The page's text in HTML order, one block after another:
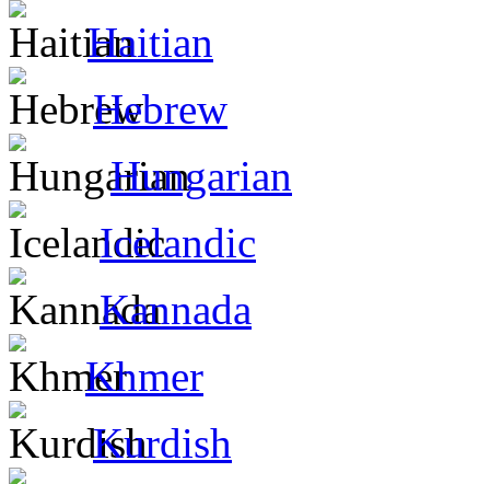
Haitian
Hebrew
Hungarian
Icelandic
Kannada
Khmer
Kurdish